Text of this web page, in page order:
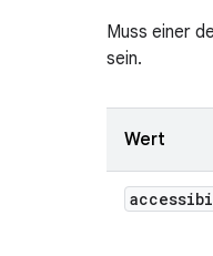
Muss einer
sein.
Wert